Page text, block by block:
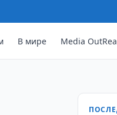
В мире Media